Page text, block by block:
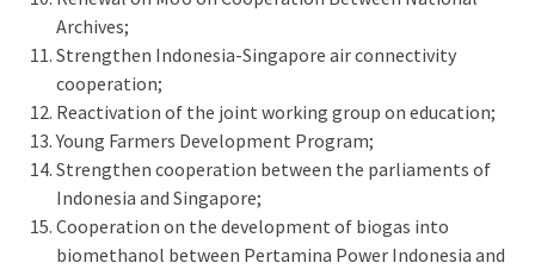
Archives;
Strengthen Indonesia-Singapore air connectivity
cooperation;
Reactivation of the joint working group on education;
Young Farmers Development Program;
Strengthen cooperation between the parliaments of
Indonesia and Singapore;
Cooperation on the development of biogas into
biomethanol between Pertamina Power Indonesia and